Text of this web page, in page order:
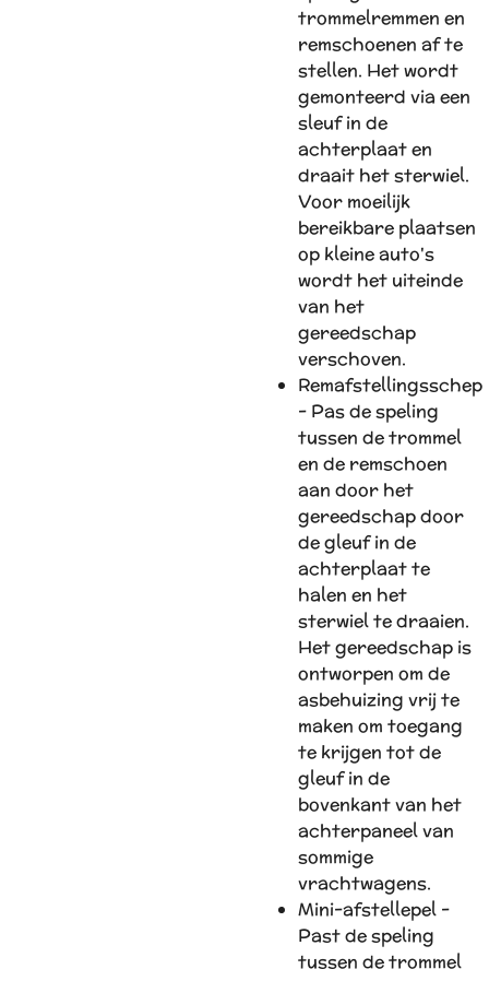
trommelremmen en
remschoenen af ​​te
stellen. Het wordt
gemonteerd via een
sleuf in de
achterplaat en
draait het sterwiel.
Voor moeilijk
bereikbare plaatsen
op kleine auto's
wordt het uiteinde
van het
gereedschap
verschoven.
Remafstellingsschep
- Pas de speling
tussen de trommel
en de remschoen
aan door het
gereedschap door
de gleuf in de
achterplaat te
halen en het
sterwiel te draaien.
Het gereedschap is
ontworpen om de
asbehuizing vrij te
maken om toegang
te krijgen tot de
gleuf in de
bovenkant van het
achterpaneel van
sommige
vrachtwagens.
Mini-afstellepel -
Past de speling
tussen de trommel